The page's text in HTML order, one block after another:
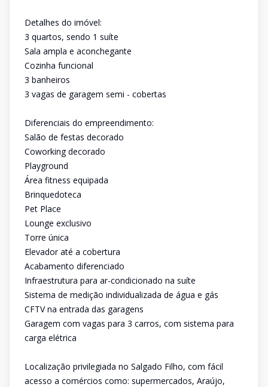
Detalhes do imóvel:
3 quartos, sendo 1 suíte
Sala ampla e aconchegante
Cozinha funcional
3 banheiros
3 vagas de garagem semi - cobertas
Diferenciais do empreendimento:
Salão de festas decorado
Coworking decorado
Playground
Área fitness equipada
Brinquedoteca
Pet Place
Lounge exclusivo
Torre única
Elevador até a cobertura
Acabamento diferenciado
Infraestrutura para ar-condicionado na suíte
Sistema de medição individualizada de água e gás
CFTV na entrada das garagens
Garagem com vagas para 3 carros, com sistema para
carga elétrica
Localização privilegiada no Salgado Filho, com fácil
acesso a comércios como: supermercados, Araújo,